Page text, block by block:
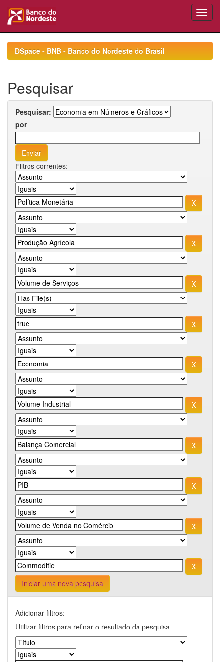
navigationDSpace - BNB - Banco do Nordeste do Brasil
Pesquisar
Pesquisar:
por
Filtros correntes:
Iniciar uma nova pesquisa
Adicionar filtros:
Utilizar filtros para refinar o resultado da pesquisa.